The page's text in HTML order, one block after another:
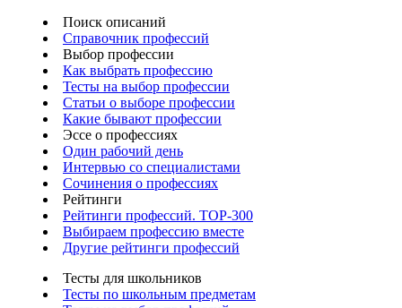
Поиск описаний
Справочник профессий
Выбор профессии
Как выбрать профессию
Тесты на выбор профессии
Статьи о выборе профессии
Какие бывают профессии
Эссе о профессиях
Один рабочий день
Интервью со специалистами
Сочинения о профессиях
Рейтинги
Рейтинги профессий. TOP-300
Выбираем профессию вместе
Другие рейтинги профессий
Тесты для школьников
Тесты по школьным предметам